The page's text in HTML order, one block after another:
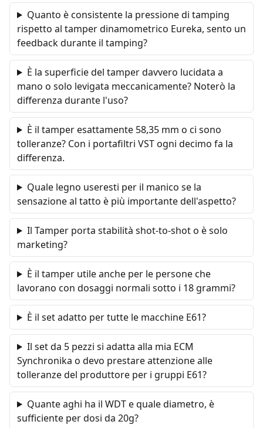
Quanto è consistente la pressione di tamping
rispetto al tamper dinamometrico Eureka, sento un
feedback durante il tamping?
È la superficie del tamper davvero lucidata a
mano o solo levigata meccanicamente? Noterò la
differenza durante l'uso?
È il tamper esattamente 58,35 mm o ci sono
tolleranze? Con i portafiltri VST ogni decimo fa la
differenza.
Quale legno useresti per il manico se la
sensazione al tatto è più importante dell'aspetto?
Il Tamper porta stabilità shot-to-shot o è solo
marketing?
È il tamper utile anche per le persone che
lavorano con dosaggi normali sotto i 18 grammi?
È il set adatto per tutte le macchine E61?
Il set da 5 pezzi si adatta alla mia ECM
Synchronika o devo prestare attenzione alle
tolleranze del produttore per i gruppi E61?
Quante aghi ha il WDT e quale diametro, è
sufficiente per dosi da 20g?